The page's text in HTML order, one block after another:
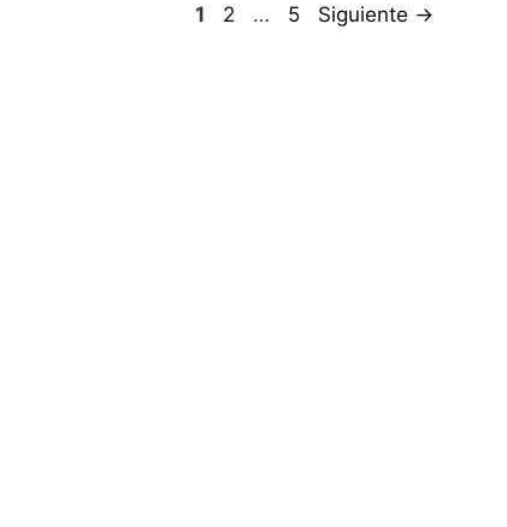
Página
1 Página
2 … Página
5 Siguiente →